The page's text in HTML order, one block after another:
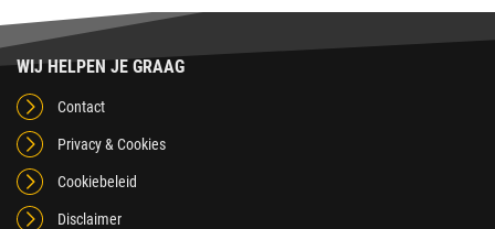
WIJ HELPEN JE GRAAG
Contact
Privacy & Cookies
Cookiebeleid
Disclaimer